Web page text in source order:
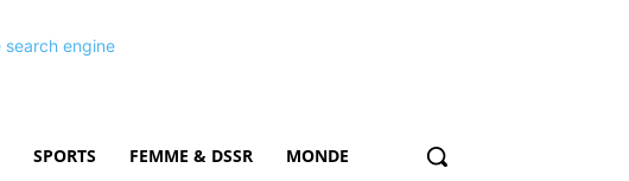
SPORTS FEMME & DSSR MONDE